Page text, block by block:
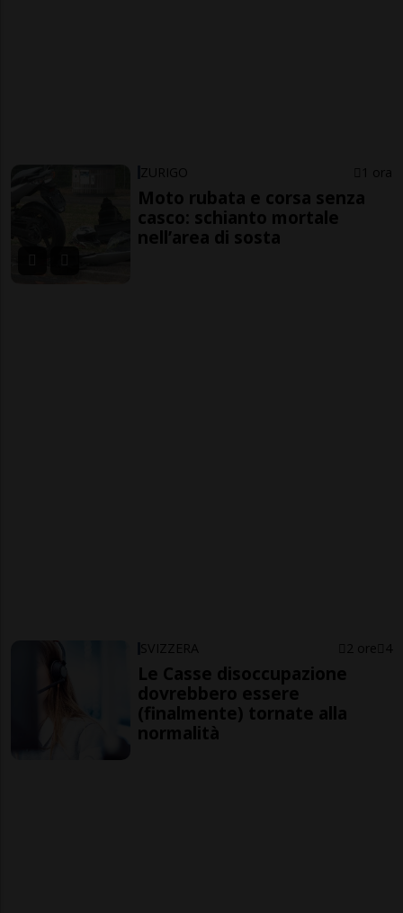
ZURIGO 1 ora
Moto rubata e corsa senza
casco: schianto mortale
nell’area di sosta
SVIZZERA 2 ore 4
Le Casse disoccupazione
dovrebbero essere
(finalmente) tornate alla
normalità